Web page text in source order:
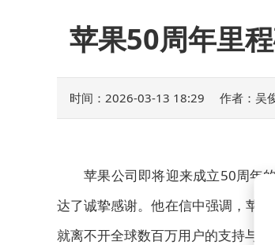
苹果50周年里
时间：2026-03-13 18:29 作者：吴
苹果公司即将迎来成立50周年
达了诚挚感谢。他在信中强调，苹
就离不开全球数百万用户的支持与信